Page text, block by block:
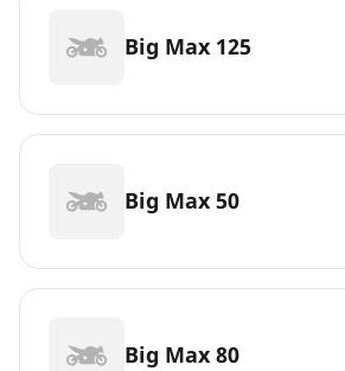
Big Max 125
Big Max 50
Big Max 80